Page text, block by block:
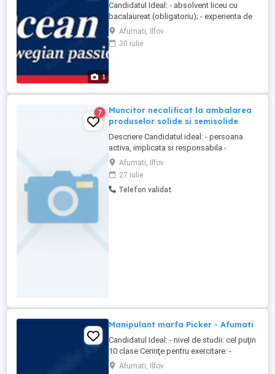
1
Candidatul Ideal: - absolvent liceu cu
bacalaureat (obligatoriu); - experienta de
minim 2 ani in industria alimentara sau in
lucrul pe masini de ambalat etichetat; -
abilitati de învăţare si rapiditatea în reacţii;
Afumati, Ilfov
30 iulie
7
Muncitor necalificat la ambalarea
produselor solide si semisolide
Descriere Candidatul ideal: - persoana
activa, implicata si responsabila -
disponibilitate la munca fizica - experienta
anterioara intr-o unitate de productie,
constituie un avantaj Ce iti oferim: -
contract de munca pentru o perioada
Afumati, Ilfov
27 iulie
Telefon validat
Manipulant marfa Picker - Afumati
Candidatul Ideal: - nivel de studii: cel puţin
10 clase Cerinţe pentru exercitare: -
sănătate bună, constituţie robustă; -
Afumati, Ilfov